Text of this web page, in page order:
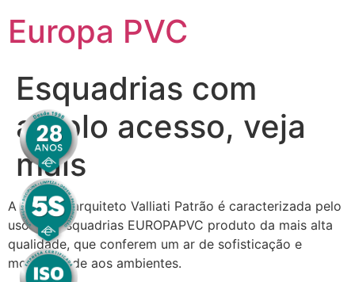
Europa PVC
Esquadrias com
amplo acesso, veja
mais
A obra do arquiteto Valliati Patrão é caracterizada pelo
uso das esquadrias EUROPAPVC produto da mais alta
qualidade, que conferem um ar de sofisticação e
modernidade aos ambientes.